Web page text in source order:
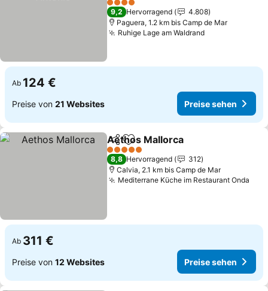
4 Sterne
9,2 Hervorragend
4.808
Paguera, 1.2 km bis Camp de Mar
Ruhige Lage am Waldrand
Ab 124 €
Preise von 21 Websites Preise sehen
TeilenZu Favoriten hinzufügen
Aethos Mallorca
5 Sterne
8,8 Hervorragend
312
Calvia, 2.1 km bis Camp de Mar
Mediterrane Küche im Restaurant Onda
Ab 311 €
Preise von 12 Websites Preise sehen